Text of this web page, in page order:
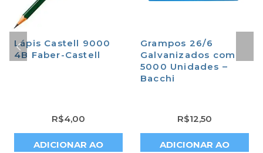
Lápis Castell 9000
4B Faber-Castell
R$4,00
ADICIONAR AO
Grampos 26/6
Galvanizados com
5000 Unidades –
Bacchi
R$12,50
ADICIONAR AO